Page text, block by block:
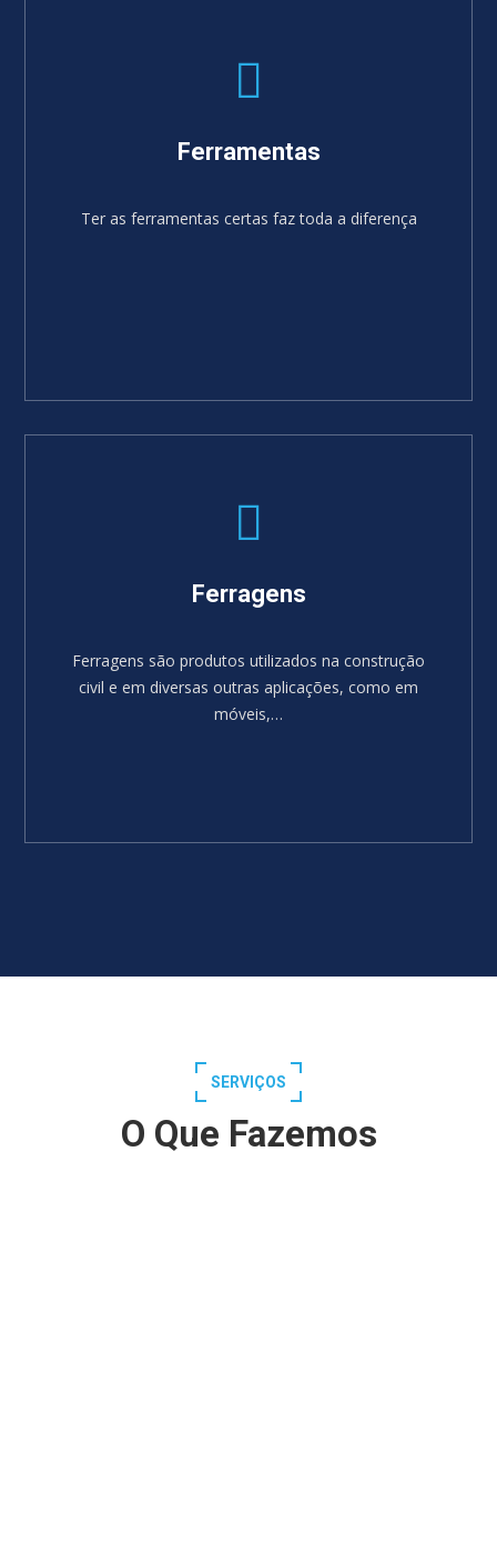
Ferramentas
Ter as ferramentas certas faz toda a diferença
Ferragens
Ferragens são produtos utilizados na construção
civil e em diversas outras aplicações, como em
móveis,…
SERVIÇOS
O Que Fazemos